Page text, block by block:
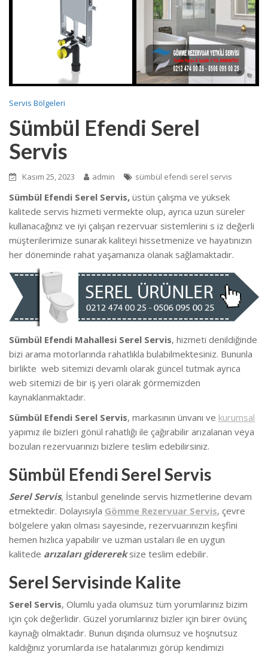
Servis Bölgeleri
Sümbül Efendi Serel
Servis
Kasım 25, 2023 admin sümbül efendi serel servis
Sümbül Efendi Serel Servis, üstün çalışma ve yüksek
kalitede servis hizmeti vermekte olup, ayrıca uzun süreler
kullanacağınız ve iyi çalışan rezervuar sistemlerini s iz değerli
müşterilerimize sunarak kaliteyi hissetmenize ve hayatınızın
her döneminde rahat yaşamanıza olanak sağlamaktadır.
Sümbül Efendi Mahallesi Serel Servis, hizmeti denildiğinde
bizi arama motorlarında rahatlıkla bulabilmektesiniz. Bununla
birlikte web sitemizi devamlı olarak güncel tutmak ayrıca
web sitemizi de bir iş yeri olarak görmemizden
kaynaklanmaktadır.
Sümbül Efendi Serel Servis, markasının ünvanı ve kurumsal
yapımız ile bizleri gönül rahatlığı ile çağırabilir arızalanan veya
bozulan rezervuarınızı bizlere teslim edebilirsiniz.
Sümbül Efendi Serel Servis
Serel Servis, İstanbul genelinde servis hizmetlerine devam
etmektedir. Dolayısıyla Gömme Rezervuar Servis, çevre
bölgelere yakın olması sayesinde, rezervuarınızın keşfini
hemen hızlıca yapabilir ve uzman ustaları ile en uygun
kalitede arızaları giderereksize teslim edebilir.
Serel Servisinde Kalite
Serel Servis, Olumlu yada olumsuz tüm yorumlarınız bizim
için çok değerlidir. Güzel yorumlarınız bizler için birer övünç
kaynağı olmaktadır. Bunun dışında olumsuz ve hoşnutsuz
kaldığınız yorumlarda ise hatalarımızı görüp kendimizi